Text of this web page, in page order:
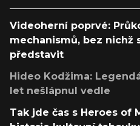
Videoherní poprvé:
mechanismů, bez nichž
představit
Hideo Kodžima:
let nešlápnul vedle
Tak jde čas s Heroes of